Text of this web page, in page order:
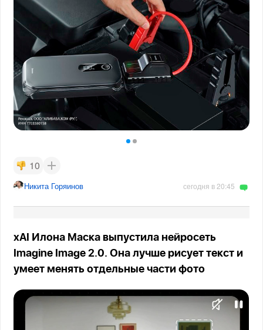
10
Никита Горяинов сегодня в 20:45
xAI Илона Маска выпустила нейросеть
Imagine Image 2.0. Она лучше рисует текст и
умеет менять отдельные части фото